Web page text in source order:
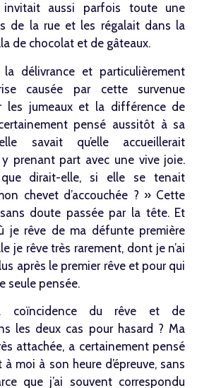
invitait aussi parfois toute une
de la rue et les régalait dans la
de chocolat et de gâteaux.
délivrance et particulièrement
causée par cette survenue
les jumeaux et la différence de
pensé aussitôt à sa
savait qu’elle accueillerait
y prenant part avec une vive joie.
dirait-elle, si elle se tenait
chevet d’accouchée ? » Cette
doute passée par la tête. Et
je rêve de ma défunte première
je rêve très rarement, dont je n’ai
après le premier rêve et pour qui
seule pensée.
coïncidence du rêve et de
les deux cas pour hasard ? Ma
attachée, a certainement pensé
moi à son heure d’épreuve, sans
que j’ai souvent correspondu